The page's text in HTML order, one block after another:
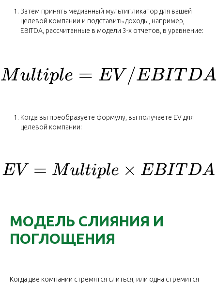
Затем принять медианный мультипликатор для вашей
целевой компании и подставить доходы, например,
EBITDA, рассчитанные в модели 3-х отчетов, в уравнение:
Когда вы преобразуете формулу, вы получаете EV для
целевой компании:
МОДЕЛЬ СЛИЯНИЯ И
ПОГЛОЩЕНИЯ
Когда две компании стремятся слиться, или одна стремится